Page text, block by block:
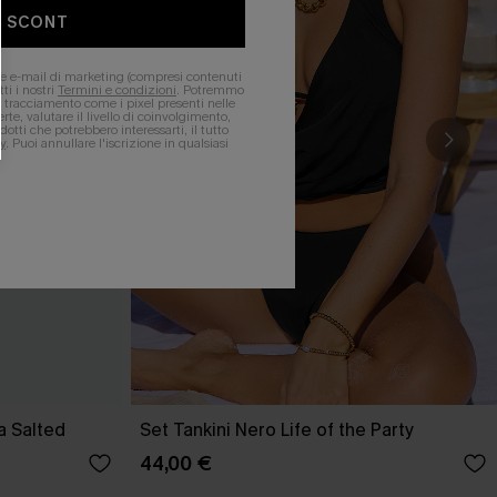
Salted Set Tankini Nero Life of the Party
44,00 €
SCONT
e-mail di marketing (compresi contenuti
i nostri Termini e condizioni. Potremmo
come i pixel presenti nelle
valutare il livello di coinvolgimento,
che potrebbero interessarti, il tutto
. Puoi annullare l'iscrizione in qualsiasi